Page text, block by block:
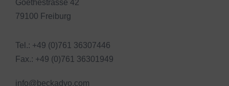
Goethestrasse 42
79100 Freiburg
Tel.: +49 (0)761 36307446
Fax.: +49 (0)761 36301949
info@beckadvo.com